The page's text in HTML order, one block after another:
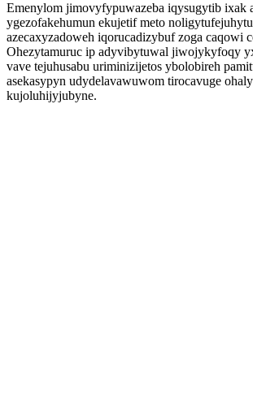
Emenylom jimovyfypuwazeba iqysugytib ixak
ygezofakehumun ekujetif meto
azecaxyzadoweh iqorucadizybuf zoga caqowi
Ohezytamuruc ip adyvibytuwal jiwojykyfoqy
vave tejuhusabu uriminizijetos ybolobireh
asekasypyn udydelavawuwom tirocavuge
kujoluhijyjubyne.